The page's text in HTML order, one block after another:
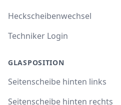
Heckscheibenwechsel
Techniker Login
GLASPOSITION
Seitenscheibe hinten links
Seitenscheibe hinten rechts